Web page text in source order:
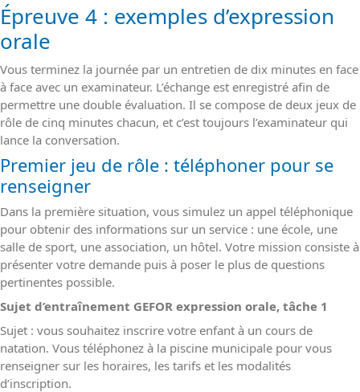
Épreuve 4 : exemples d’expression
orale
Vous terminez la journée par un entretien de dix minutes en face
à face avec un examinateur. L’échange est enregistré afin de
permettre une double évaluation. Il se compose de deux jeux de
rôle de cinq minutes chacun, et c’est toujours l’examinateur qui
lance la conversation.
Premier jeu de rôle : téléphoner pour se
renseigner
Dans la première situation, vous simulez un appel téléphonique
pour obtenir des informations sur un service : une école, une
salle de sport, une association, un hôtel. Votre mission consiste à
présenter votre demande puis à poser le plus de questions
pertinentes possible.
Sujet d’entraînement GEFOR expression orale, tâche 1
Sujet : vous souhaitez inscrire votre enfant à un cours de
natation. Vous téléphonez à la piscine municipale pour vous
renseigner sur les horaires, les tarifs et les modalités
d’inscription.